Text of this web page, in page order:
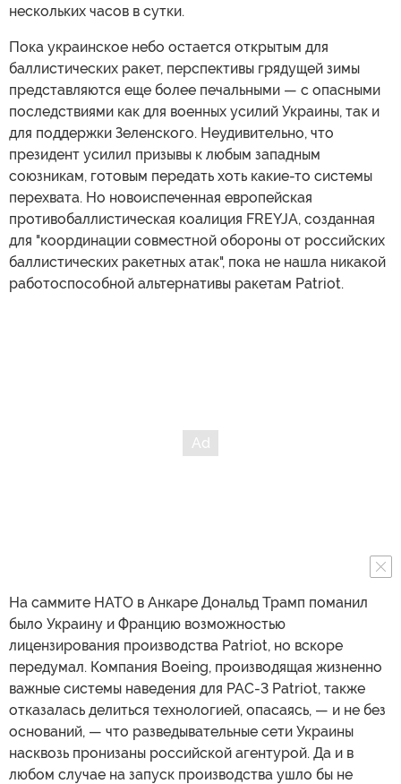
нескольких часов в сутки.
Пока украинское небо остается открытым для
баллистических ракет, перспективы грядущей зимы
представляются еще более печальными — с опасными
последствиями как для военных усилий Украины, так и
для поддержки Зеленского. Неудивительно, что
президент усилил призывы к любым западным
союзникам, готовым передать хоть какие-то системы
перехвата. Но новоиспеченная европейская
противобаллистическая коалиция FREYJA, созданная
для "координации совместной обороны от российских
баллистических ракетных атак", пока не нашла никакой
работоспособной альтернативы ракетам Patriot.
На саммите НАТО в Анкаре Дональд Трамп поманил
было Украину и Францию возможностью
лицензирования производства Patriot, но вскоре
передумал. Компания Boeing, производящая жизненно
важные системы наведения для PAC-3 Patriot, также
отказалась делиться технологией, опасаясь, — и не без
оснований, — что разведывательные сети Украины
насквозь пронизаны российской агентурой. Да и в
любом случае на запуск производства ушло бы не